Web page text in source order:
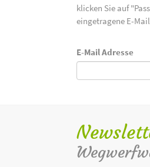
klicken Sie auf
eingetragene E-
E-Mail Adresse